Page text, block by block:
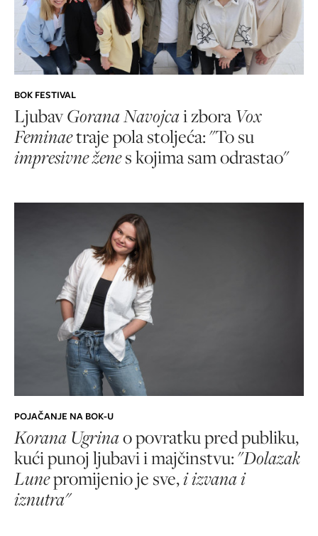
BOK FESTIVAL
LjubavGorana Navojcai zbora Vox
Feminaetraje pola stoljeća: "To su
impresivne ženes kojima sam odrastao"
POJAČANJE NA BOK-U
Korana Ugrinao povratku pred publiku,
kući punoj ljubavi i majčinstvu:"Dolazak
Lunepromijenio je sve,i izvana i
iznutra"